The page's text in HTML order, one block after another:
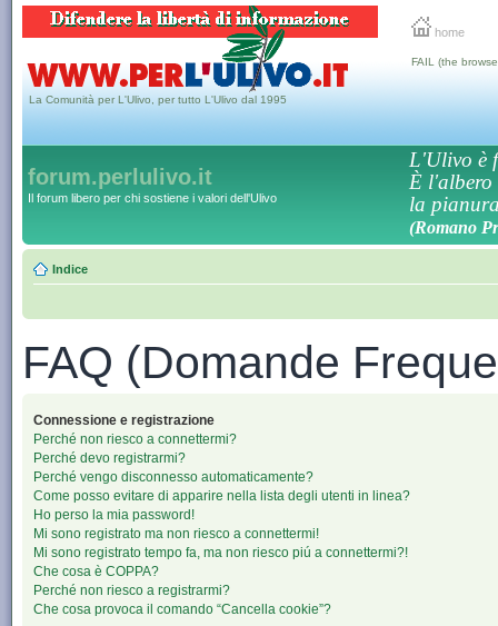
home
La Comunità per L'Ulivo, per tutto L'Ulivo dal 1995
FAIL (the
forum.perlulivo.it
Il forum libero per chi sostiene i valori dell'Ulivo
L'Ulivo è
È l'albero
la
(Romano
Indice
FAQ (Domande
Connessione e registrazione
Perché non riesco a connettermi?
Perché devo registrarmi?
Perché vengo disconnesso automaticamente?
Come posso evitare di apparire nella lista degli utenti in linea?
Ho perso la mia password!
Mi sono registrato ma non riesco a connettermi!
Mi sono registrato tempo fa, ma non riesco piú a connettermi?!
Che cosa è COPPA?
Perché non riesco a registrarmi?
Che cosa provoca il comando “Cancella cookie”?